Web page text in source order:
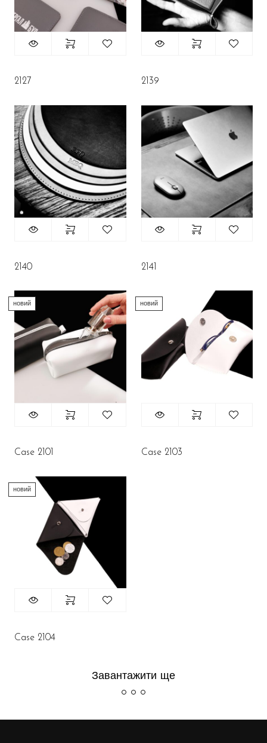
2127 2139
2140 2141
новий
Case 2101
новий
Case 2103
новий
Case 2104
Завантажити ще